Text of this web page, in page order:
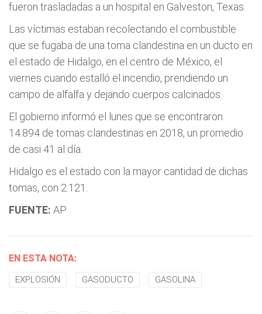
fueron trasladadas a un hospital en Galveston, Texas.
Las víctimas estaban recolectando el combustible
que se fugaba de una toma clandestina en un ducto en
el estado de Hidalgo, en el centro de México, el
viernes cuando estalló el incendio, prendiendo un
campo de alfalfa y dejando cuerpos calcinados.
El gobierno informó el lunes que se encontraron
14.894 de tomas clandestinas en 2018, un promedio
de casi 41 al día.
Hidalgo es el estado con la mayor cantidad de dichas
tomas, con 2.121.
FUENTE: AP
EN ESTA NOTA:
EXPLOSIÓN GASODUCTO GASOLINA